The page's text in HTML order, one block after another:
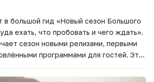
в большой гид «Новый сезон Большого
ехать, что пробовать и чего ждать».
сезон новыми релизами, первыми
программами для гостей. Это
с семейным хозяйством и